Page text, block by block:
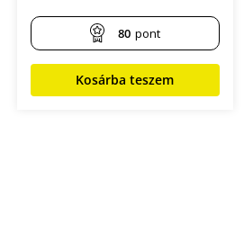
80 pont
Kosárba teszem